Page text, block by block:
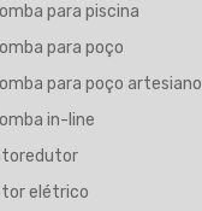
para piscina
para poço
para poço artesiano
in-line
elétrico